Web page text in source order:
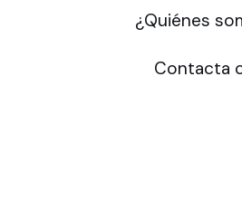
¿Quiénes
Contacta